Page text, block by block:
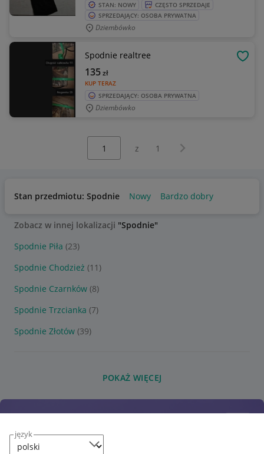
język
STAN: NOWY
CZĘSTO SPRZEDAJE
SPRZEDAJĄCY: OSOBA PRYWATNA
Dziembówko
Spodnie realtree
KUP TERAZ
135zł
SPRZEDAJĄCY: OSOBA PRYWATNA
Dziembówko
z 1 Następna strona
Stan przedmiotu: Spodnie Nowy Bardzo dobry
Zobacz w innej lokalizacji "Spodnie"
Spodnie Piła (23)
Spodnie Chodzież (11)
Spodnie Czarnków (8)
Spodnie Trzcianka (7)
Spodnie Złotów (39)
POKAŻ WIĘCEJ